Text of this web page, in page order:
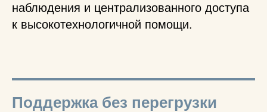
наблюдения и централизованного доступа
к высокотехнологичной помощи.
Поддержка без перегрузки